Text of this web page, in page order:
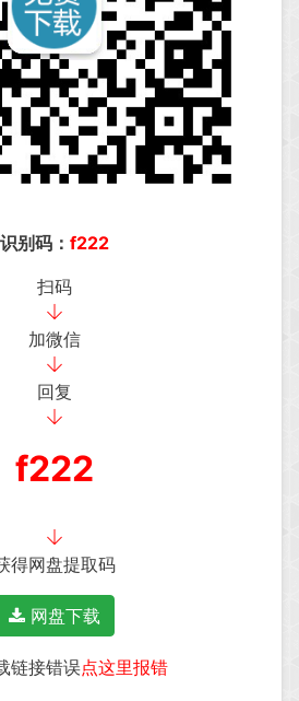
识别码： f222
扫码
加微信
回复
f222
得网盘提取码
网盘下载
链接错误点这里报错